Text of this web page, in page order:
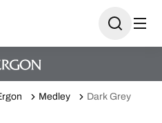
Medley Dark Grey